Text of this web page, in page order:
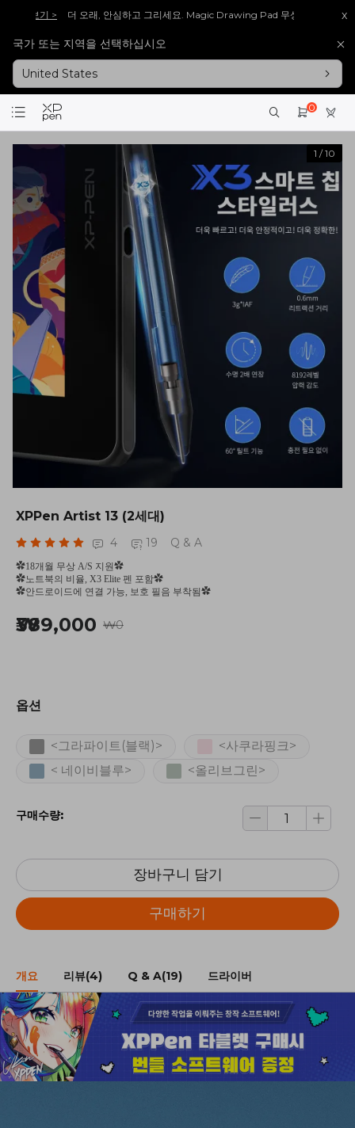
[재입고 안내] 많은 분들이 기다려주신 [Artist 13.3 Pro V2], 다시 돌아왔습니다! 바
[재입고 안내] 많은 분들이 기다려주신 [Artist 15.6 Pro V2], 다시 돌아왔습니다!바
회원가입 시 <1만 원> 상당 포인트를 증정합니다.
설레는 핑크의 등장! Artist 12 3세대 핑크 에디션 출시! 더 알아보기 >
x
국가 또는 지역을 선택하십시오
United States
0
1 /10
XPPen Artist 13 (2세대)
4 19 Q & A
✿18개월 무상 A/S 지원✿
✿노트북의 비율, X3 Elite 펜 포함✿
✿안드로이드에 연결 가능, 보호 필음 부착됨✿
₩389,000 ₩0
옵션
<그라파이트(블랙)>
<사쿠라핑크>
< 네이비블루>
<올리브그린>
구매수량:
장바구니 담기
구매하기
개요 리뷰(4) Q & A(19) 드라이버